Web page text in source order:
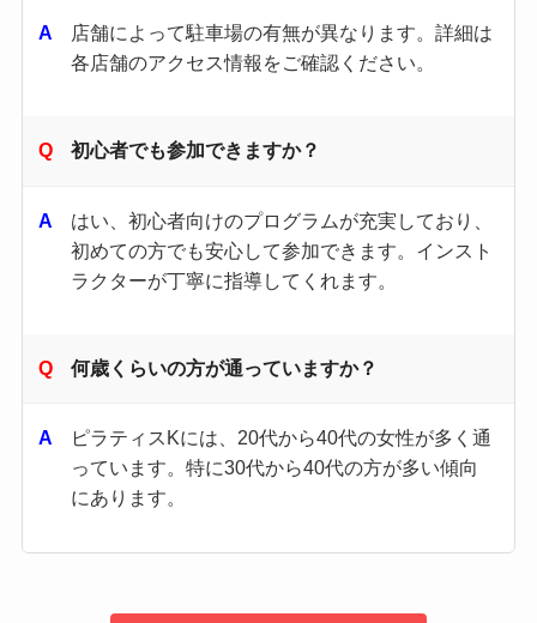
店舗によって駐車場の有無が異なります。​詳細は
各店舗のアクセス情報をご確認ください。​
初心者でも参加できますか？
はい、初心者向けのプログラムが充実しており、
初めての方でも安心して参加できます。​インスト
ラクターが丁寧に指導してくれます。​
何歳くらいの方が通っていますか？
ピラティスKには、20代から40代の女性が多く通
っています。​特に30代から40代の方が多い傾向
にあります。